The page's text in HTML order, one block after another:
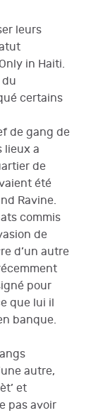
leurs
in Haiti.
du
certains
de gang de
lieux a
de
été
Ravine.
commis
de
d’un autre
pour
que lui il
banque.
autre,
et
pas avoir